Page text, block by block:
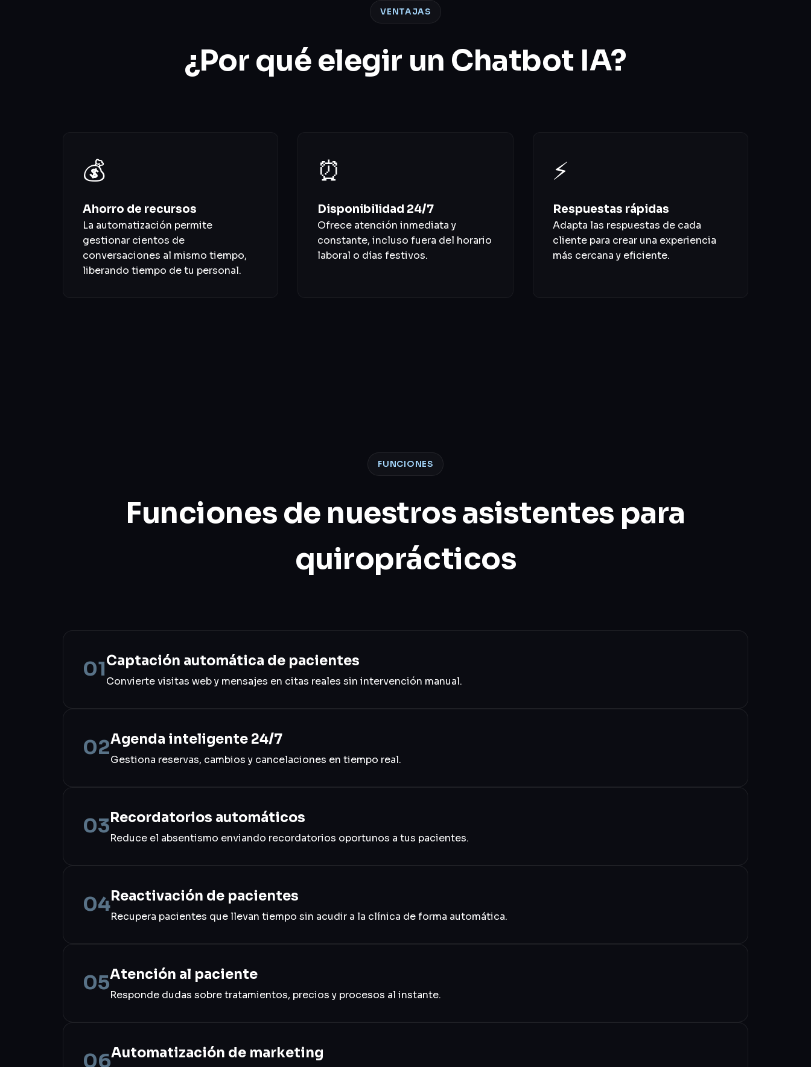
VENTAJAS
¿Por qué elegir un Chatbot IA?
💰
Ahorro de recursos
La automatización permite
gestionar cientos de
conversaciones al mismo tiempo,
liberando tiempo de tu personal.
⏰
Disponibilidad 24/7
Ofrece atención inmediata y
constante, incluso fuera del horario
laboral o días festivos.
⚡
Respuestas rápidas
Adapta las respuestas de cada
cliente para crear una experiencia
más cercana y eficiente.
FUNCIONES
Funciones de nuestros asistentes para
quiroprácticos
01Captación automática de pacientes
Convierte visitas web y mensajes en citas reales sin intervención manual.
02Agenda inteligente 24/7
Gestiona reservas, cambios y cancelaciones en tiempo real.
03Recordatorios automáticos
Reduce el absentismo enviando recordatorios oportunos a tus pacientes.
04Reactivación de pacientes
Recupera pacientes que llevan tiempo sin acudir a la clínica de forma automática.
05Atención al paciente
Responde dudas sobre tratamientos, precios y procesos al instante.
06Automatización de marketing